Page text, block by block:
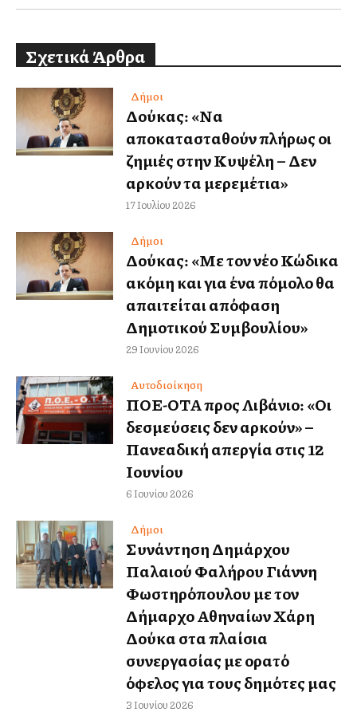
Σχετικά Άρθρα
Δήμοι
Δούκας: «Να
αποκατασταθούν πλήρως οι
ζημιές στην Κυψέλη – Δεν
αρκούν τα μερεμέτια»
17 Ιουλίου 2026
Δήμοι
Δούκας: «Με τον νέο Κώδικα
ακόμη και για ένα πόμολο θα
απαιτείται απόφαση
Δημοτικού Συμβουλίου»
29 Ιουνίου 2026
Αυτοδιοίκηση
ΠΟΕ-ΟΤΑ προς Λιβάνιο: «Οι
δεσμεύσεις δεν αρκούν» –
Πανελλαδική απεργία στις 12
Ιουνίου
6 Ιουνίου 2026
Δήμοι
Συνάντηση Δημάρχου
Παλαιού Φαλήρου Γιάννη
Φωστηρόπουλου με τον
Δήμαρχο Αθηναίων Χάρη
Δούκα στα πλαίσια
συνεργασίας με ορατό
όφελος για τους δημότες μας
3 Ιουνίου 2026